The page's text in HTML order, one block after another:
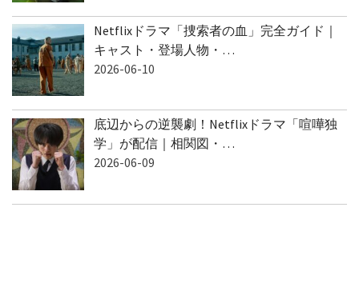
Netflixドラマ「捜索者の血」完全ガイド｜
キャスト・登場人物・…
2026-06-10
底辺からの逆襲劇！Netflixドラマ「喧嘩独
学」が配信｜相関図・…
2026-06-09